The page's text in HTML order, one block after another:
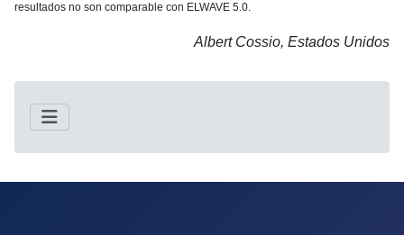
resultados no son comparable con ELWAVE 5.0.
Albert Cossio, Estados Unidos